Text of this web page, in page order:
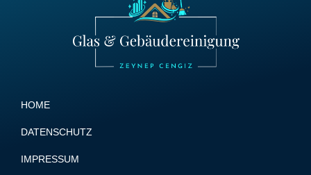
HOME
DATENSCHUTZ
IMPRESSUM